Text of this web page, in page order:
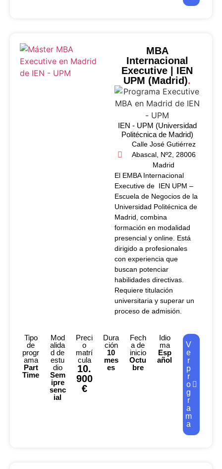
MBA
Internacional
Executive | IEN
UPM (Madrid).
IEN - UPM (Universidad
Politécnica de Madrid)
Calle José Gutiérrez
Abascal, Nº2, 28006
Madrid
El EMBA Internacional
Executive de IEN UPM –
Escuela de Negocios de la
Universidad Politécnica de
Madrid, combina
formación en modalidad
presencial y online. Está
dirigido a profesionales
con experiencia que
buscan potenciar
habilidades directivas.
Requiere titulación
universitaria y superar un
proceso de admisión.
Tipo
de
progr
ama
Part
Time
Mod
alida
d de
estu
dio
Sem
ipre
senc
ial
Preci
o
matrí
cula
10.
900
€
Dura
ción
10
mes
es
Fech
a de
inicio
Octu
bre
Idio
ma
Esp
añol
V
e
r
p
r
o
g
r
a
m
a